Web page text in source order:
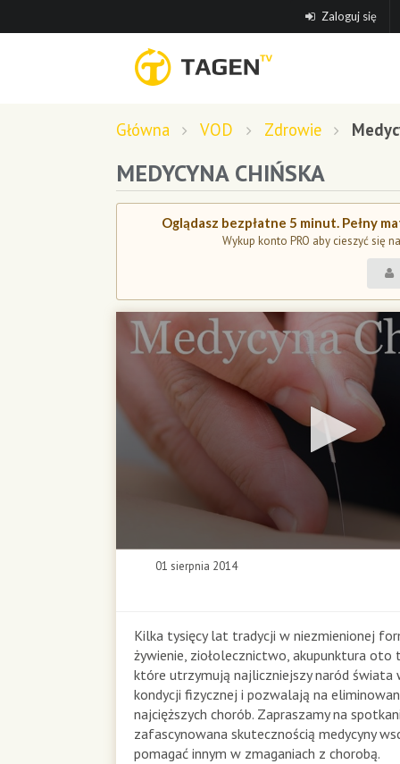
Zaloguj się
Główna VOD Zdrowie
MEDYCYNA CHIŃSKA
Oglądasz bezpłatne 5 minut. Pełny
Wykup konto PRO aby cieszyć się
01 sierpnia 2014
Kilka tysięcy lat tradycji w niezmienionej
żywienie, ziołolecznictwo, akupunktura oto
które utrzymują najliczniejszy naród świata
kondycji fizycznej i pozwalają na
najcięższych chorób. Zapraszamy na
zafascynowana skutecznością medycyny
pomagać innym w zmaganiach z chorobą.